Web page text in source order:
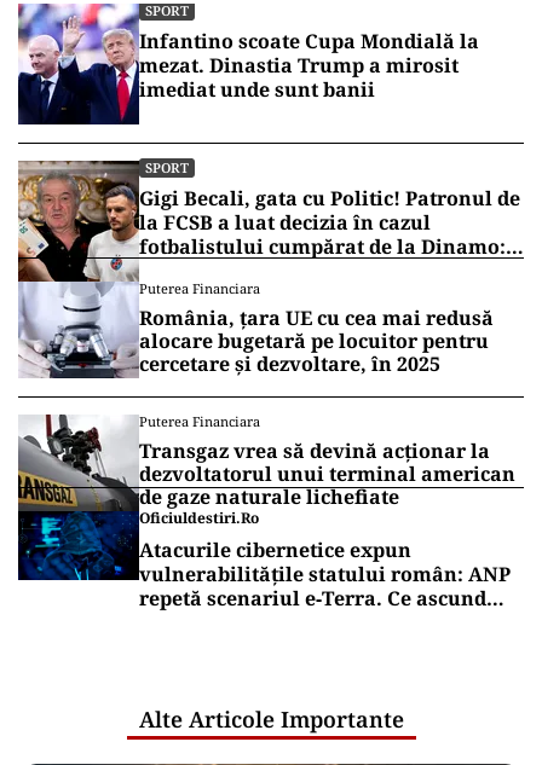
SPORT
Infantino scoate Cupa Mondială la
mezat. Dinastia Trump a mirosit
imediat unde sunt banii
SPORT
Gigi Becali, gata cu Politic! Patronul de
la FCSB a luat decizia în cazul
fotbalistului cumpărat de la Dinamo:
Puterea Financiara
România, țara UE cu cea mai redusă
alocare bugetară pe locuitor pentru
cercetare și dezvoltare, în 2025
Puterea Financiara
Transgaz vrea să devină acționar la
dezvoltatorul unui terminal american
de gaze naturale lichefiate
Oficiuldestiri.ro
Atacurile cibernetice expun
vulnerabilitățile statului român: ANP
repetă scenariul e‑Terra. Ce ascund
Alte Articole Importante